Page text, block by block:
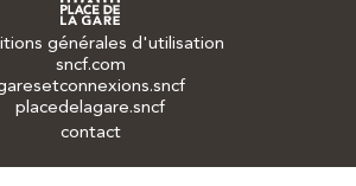
générales d'utilisation
sncf.com
placedelagare.sncf
contact